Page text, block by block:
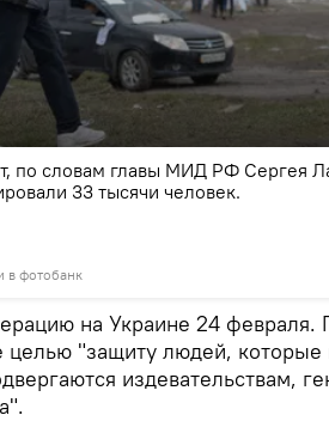
в фотобанк
по словам главы МИД РФ Сергея
33 тысячи человек.
на Украине 24 февраля.
целью "защиту людей, которые
издевательствам,